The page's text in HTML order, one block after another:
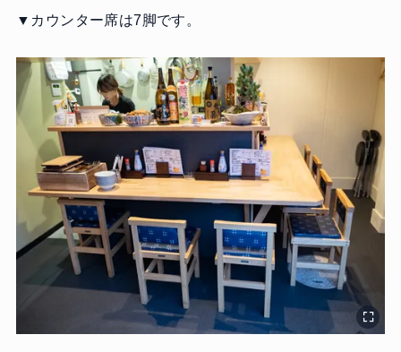
▼カウンター席は7脚です。